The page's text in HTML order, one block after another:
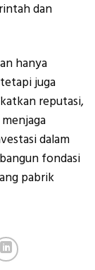
dan
hanya
juga
reputasi,
dalam
fondasi
pabrik